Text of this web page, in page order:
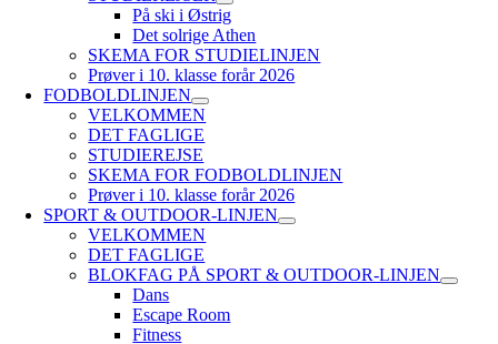
På ski i Østrig
Det solrige Athen
SKEMA FOR STUDIELINJEN
Prøver i 10. klasse forår 2026
FODBOLDLINJEN
VELKOMMEN
DET FAGLIGE
STUDIEREJSE
SKEMA FOR FODBOLDLINJEN
Prøver i 10. klasse forår 2026
SPORT & OUTDOOR-LINJEN
VELKOMMEN
DET FAGLIGE
BLOKFAG PÅ SPORT & OUTDOOR-LINJEN
Dans
Escape Room
Fitness